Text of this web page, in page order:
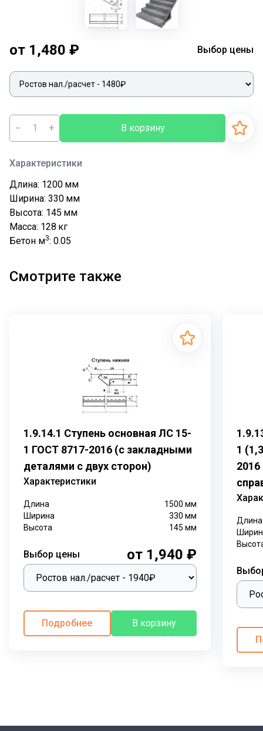
от 1,480 ₽ Выбор цены
− + В корзину
Характеристики
Длина: 1200 мм
Ширина: 330 мм
Высота: 145 мм
Масса: 128 кг
Бетон м3: 0.05
Смотрите также
1.9.14.1 Ступень основная ЛС 15-
1 ГОСТ 8717-2016 (с закладными
деталями с двух сторон)
Характеристики
Длина 1500мм
Ширина
330мм
Высота
145мм
Выбор цены от 1,940 ₽
Подробнее В корзину
1
Длина